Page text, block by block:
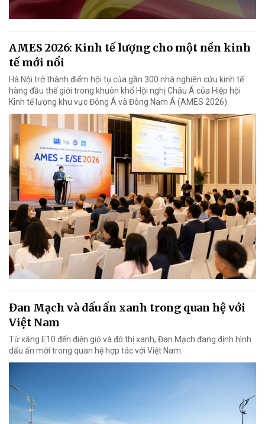
AMES 2026: Kinh tế lượng cho một nền kinh
tế mới nổi
Hà Nội trở thành điểm hội tụ của gần 300 nhà nghiên cứu kinh tế
hàng đầu thế giới trong khuôn khổ Hội nghị Châu Á của Hiệp hội
Kinh tế lượng khu vực Đông Á và Đông Nam Á (AMES 2026).
Đan Mạch và dấu ấn xanh trong quan hệ với
Việt Nam
Từ xăng E10 đến điện gió và đô thị xanh, Đan Mạch đang định hình
dấu ấn mới trong quan hệ hợp tác với Việt Nam.